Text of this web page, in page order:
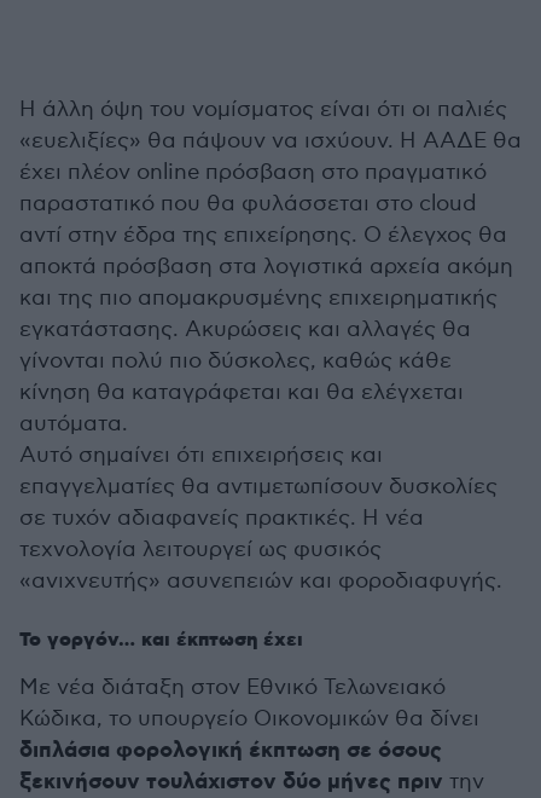
Η άλλη όψη του νομίσματος είναι ότι οι παλιές
«ευελιξίες» θα πάψουν να ισχύουν. Η ΑΑΔΕ θα
έχει πλέον online πρόσβαση στο πραγματικό
παραστατικό που θα φυλάσσεται στο cloud
αντί στην έδρα της επιχείρησης. Ο έλεγχος θα
αποκτά πρόσβαση στα λογιστικά αρχεία ακόμη
και της πιο απομακρυσμένης επιχειρηματικής
εγκατάστασης. Ακυρώσεις και αλλαγές θα
γίνονται πολύ πιο δύσκολες, καθώς κάθε
κίνηση θα καταγράφεται και θα ελέγχεται
αυτόματα.
Αυτό σημαίνει ότι επιχειρήσεις και
επαγγελματίες θα αντιμετωπίσουν δυσκολίες
σε τυχόν αδιαφανείς πρακτικές. Η νέα
τεχνολογία λειτουργεί ως φυσικός
«ανιχνευτής» ασυνεπειών και φοροδιαφυγής.
Το γοργόν… και έκπτωση έχει
Με νέα διάταξη στον Εθνικό Τελωνειακό
Κώδικα, το υπουργείο Οικονομικών θα δίνει
διπλάσια φορολογική έκπτωση σε όσους
ξεκινήσουν τουλάχιστον δύο μήνες πριν την